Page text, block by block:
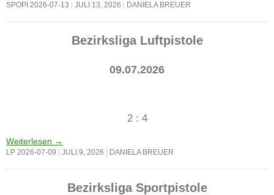
SPOPI 2026-07-13 JULI 13, 2026 DANIELA BREUER
Bezirksliga Luftpistole
09.07.2026
2 : 4
Weiterlesen →
LP 2026-07-09 JULI 9, 2026 DANIELA BREUER
Bezirksliga Sportpistole